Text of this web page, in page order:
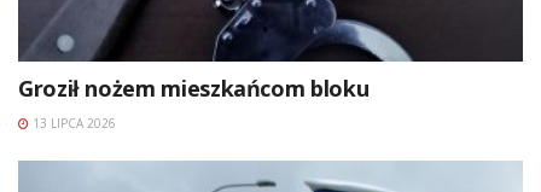
Groził nożem mieszkańcom bloku
13 LIPCA 2026